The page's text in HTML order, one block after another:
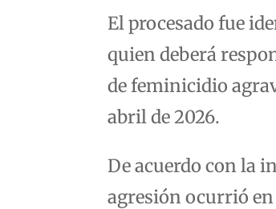
El procesado fue
quien deberá
de feminicidio
abril de 2026.
De acuerdo con la
agresión ocurrió